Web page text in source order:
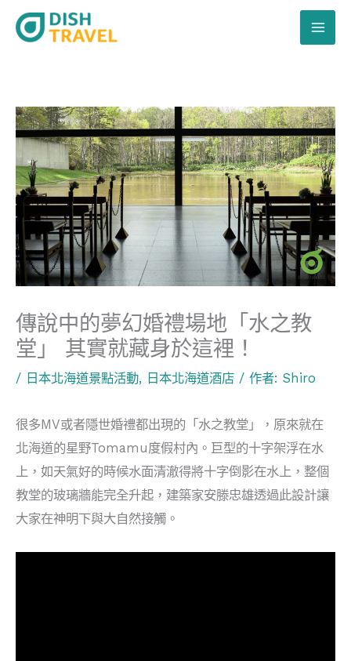
傳說中的夢幻婚禮場地「水之教
堂」 其實就藏身於這裡！
/ 日本北海道景點活動, 日本北海道酒店 / 作者: Shiro
很多MV或者隱世婚禮都出現的「水之教堂」，原來就在
北海道的星野Tomamu度假村內。巨型的十字架浮在水
上，如天氣好的時候水面清澈得將十字倒影在水上，整個
教堂的玻璃牆能完全升起，建築家安滕忠雄透過此設計讓
大家在神明下與大自然接觸。